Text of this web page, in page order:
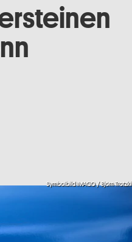
Symbolbild IMAGO / Björn Trotzki